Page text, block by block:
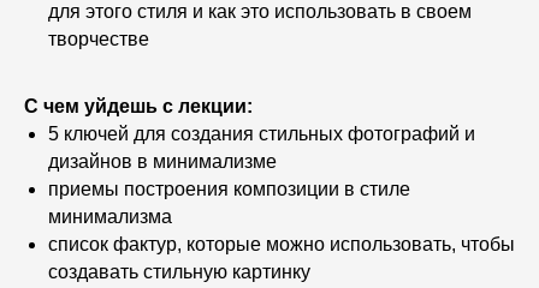
для этого стиля и как это использовать в своем
творчестве
С чем уйдешь с лекции:
5 ключей для создания стильных фотографий и
дизайнов в минимализме
приемы построения композиции в стиле
минимализма
список фактур, которые можно использовать, чтобы
создавать стильную картинку